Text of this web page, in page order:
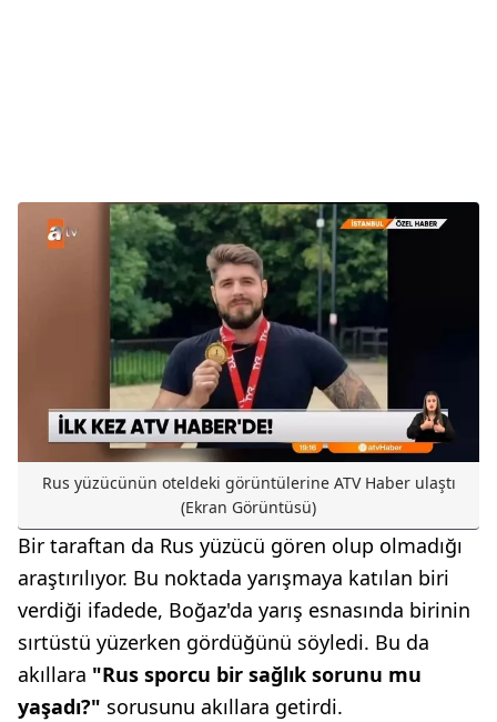
Rus yüzücünün oteldeki görüntülerine ATV Haber ulaştı
(Ekran Görüntüsü)
Bir taraftan da Rus yüzücü gören olup olmadığı
araştırılıyor. Bu noktada yarışmaya katılan biri
verdiği ifadede, Boğaz'da yarış esnasında birinin
sırtüstü yüzerken gördüğünü söyledi. Bu da
akıllara "Rus sporcu bir sağlık sorunu mu
yaşadı?" sorusunu akıllara getirdi.